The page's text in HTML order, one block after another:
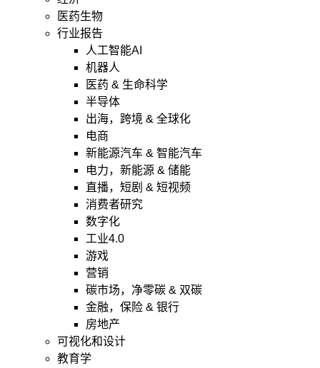
医药生物
行业报告
人工智能AI
机器人
医药 & 生命科学
半导体
出海，跨境 & 全球化
电商
新能源汽车 & 智能汽车
电力，新能源 & 储能
直播，短剧 & 短视频
消费者研究
数字化
工业4.0
游戏
营销
碳市场，净零碳 & 双碳
金融，保险 & 银行
房地产
可视化和设计
教育学